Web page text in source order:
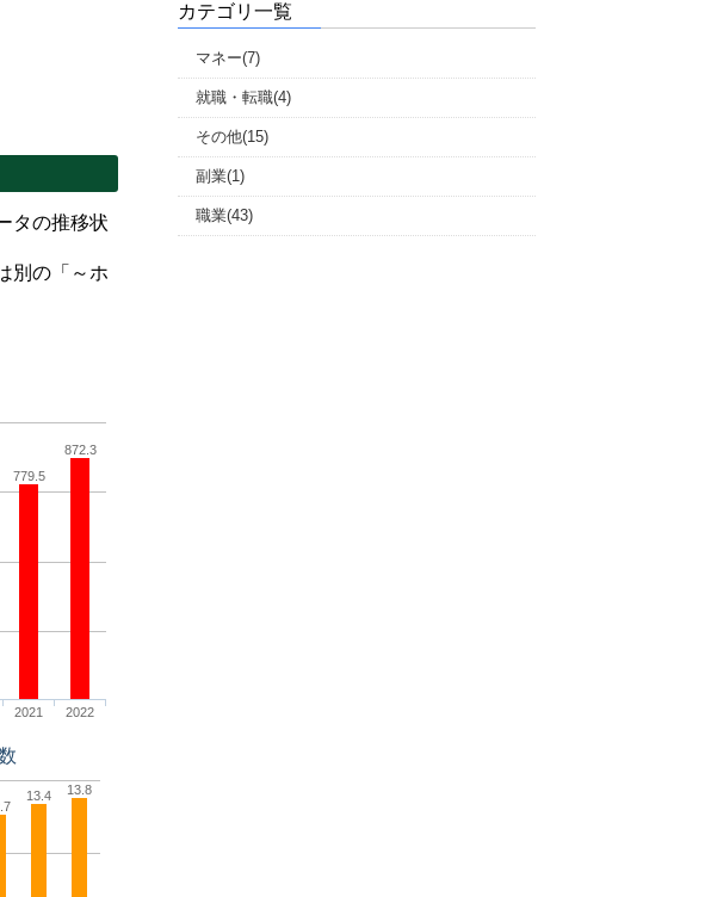
タの推移状
別の「～ホ
779.5
872.3
2021 2022
13.4 13.8
カテゴリ一覧
マネー(7)
就職・転職(4)
その他(15)
副業(1)
職業(43)